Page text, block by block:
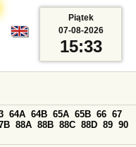
64A 64B 65A 65B 66 67
88A 88B 88C 88D 89 90
Piątek
07-08-2026
15:33